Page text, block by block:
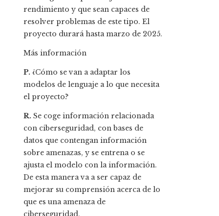
rendimiento y que sean capaces de
resolver problemas de este tipo. El
proyecto durará hasta marzo de 2025.
Más información
P. ¿Cómo se van a adaptar los
modelos de lenguaje a lo que necesita
el proyecto?
R. Se coge información relacionada
con ciberseguridad, con bases de
datos que contengan información
sobre amenazas, y se entrena o se
ajusta el modelo con la información.
De esta manera va a ser capaz de
mejorar su comprensión acerca de lo
que es una amenaza de
ciberseguridad.